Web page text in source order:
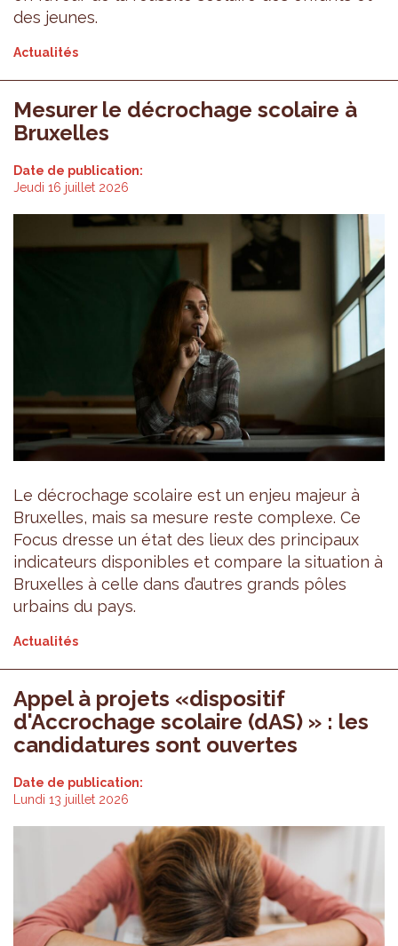
des jeunes.
Actualités
Mesurer le décrochage scolaire à
Bruxelles
Date de publication:
Jeudi 16 juillet 2026
Le décrochage scolaire est un enjeu majeur à
Bruxelles, mais sa mesure reste complexe. Ce
Focus dresse un état des lieux des principaux
indicateurs disponibles et compare la situation à
Bruxelles à celle dans d’autres grands pôles
urbains du pays.
Actualités
Appel à projets «dispositif
d'Accrochage scolaire (dAS) » : les
candidatures sont ouvertes
Date de publication:
Lundi 13 juillet 2026